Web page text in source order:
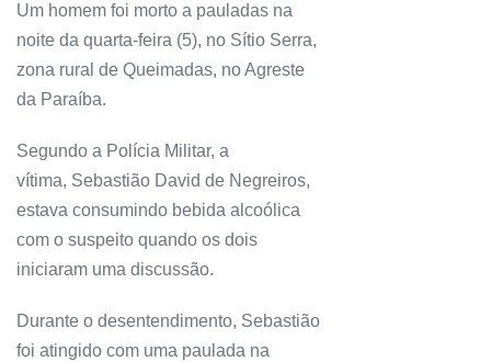
Um homem foi morto a pauladas na
noite da quarta-feira (5), no Sítio Serra,
zona rural de Queimadas, no Agreste
da Paraíba.
Segundo a Polícia Militar, a
vítima, Sebastião David de Negreiros,
estava consumindo bebida alcoólica
com o suspeito quando os dois
iniciaram uma discussão.
Durante o desentendimento, Sebastião
foi atingido com uma paulada na